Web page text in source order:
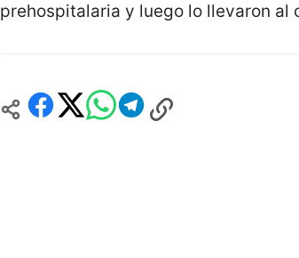
prehospitalaria y luego lo llevaron al